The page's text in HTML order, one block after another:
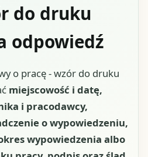
do druku
odpowiedź
o pracę - wzór do druku
miejscowość i datę,
i pracodawcy,
o wypowiedzeniu,
wypowiedzenia albo